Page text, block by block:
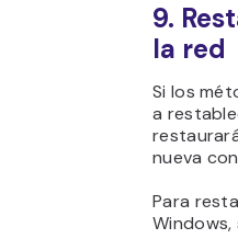
9.
la red
Si los
a
nueva
Para